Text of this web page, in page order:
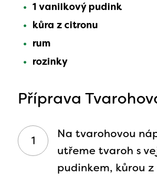
1 vanilkový pudink
kůra z citronu
rum
rozinky
Příprava
Na tvarohovou
utřeme tvaroh s
pudinkem, kůrou